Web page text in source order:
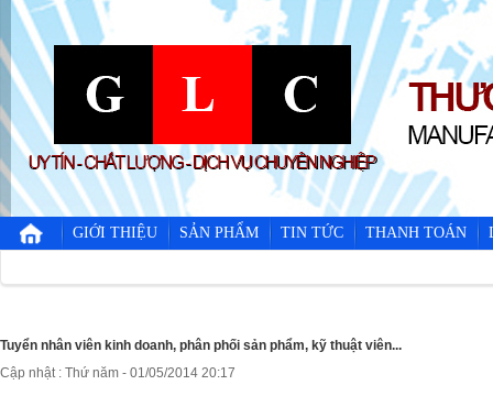
GIỚI THIỆU SẢN PHẨM TIN TỨC THANH TOÁN
Tuyển nhân viên kinh doanh, phân phối sản phẩm, kỹ thuật viên...
Cập nhật : Thứ năm - 01/05/2014 20:17